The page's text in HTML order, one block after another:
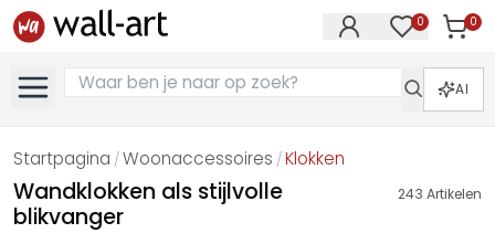
0 0
AI
Startpagina /Woonaccessoires /Klokken
Wandklokken als stijlvolle
blikvanger
243 Artikelen